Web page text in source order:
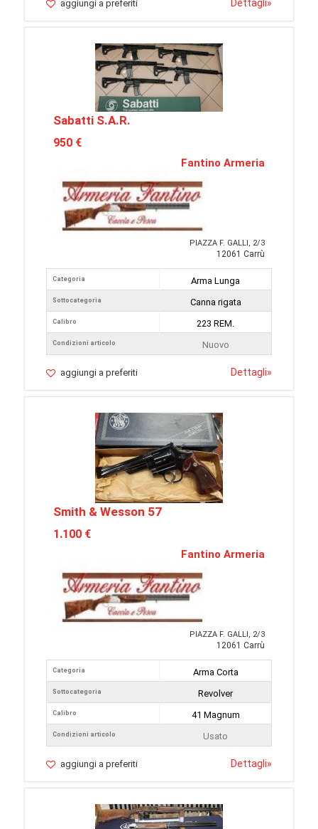
aggiungi a preferiti Dettagli»
Sabatti S.A.R.
950 €
Fantino Armeria
PIAZZA F. GALLI, 2/3
12061 Carrù
Categoria
Sottocategoria
Calibro
Condizioni articolo
Arma Lunga
Canna rigata
223 REM.
Nuovo
aggiungi a preferiti Dettagli»
Smith & Wesson 57
1.100 €
Fantino Armeria
PIAZZA F. GALLI, 2/3
12061 Carrù
Categoria
Sottocategoria
Calibro
Condizioni articolo
Arma Corta
Revolver
41 Magnum
Usato
aggiungi a preferiti Dettagli»